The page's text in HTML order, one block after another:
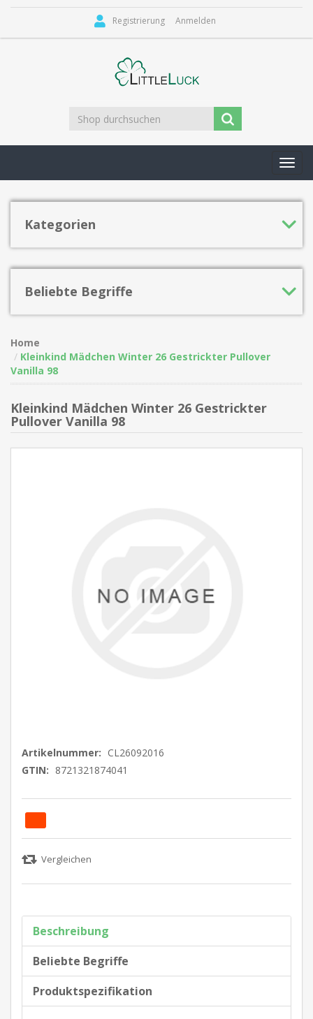
Registrierung Anmelden
Kategorien
Beliebte Begriffe
Home
Kleinkind Mädchen Winter 26 Gestrickter Pullover
Vanilla 98
Kleinkind Mädchen Winter 26 Gestrickter
Pullover Vanilla 98
Artikelnummer: CL26092016
GTIN: 8721321874041
Beschreibung
Beliebte Begriffe
Produktspezifikation